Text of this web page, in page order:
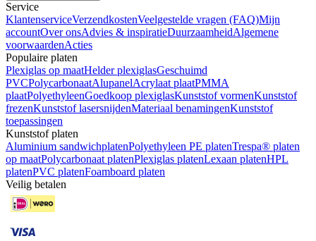
Service
KlantenserviceVerzendkostenVeelgestelde vragen (FAQ)Mijn
accountOver onsAdvies & inspiratieDuurzaamheidAlgemene
voorwaardenActies
Populaire platen
Plexiglas op maatHelder plexiglasGeschuimd
PVCPolycarbonaatAlupanelAcrylaat plaatPMMA
plaatPolyethyleenGoedkoop plexiglasKunststof vormenKunststof
frezenKunststof lasersnijdenMateriaal benamingenKunststof
toepassingen
Kunststof platen
Aluminium sandwichplatenPolyethyleen PE platenTrespa® platen
op maatPolycarbonaat platenPlexiglas platenLexaan platenHPL
platenPVC platenFoamboard platen
Veilig betalen